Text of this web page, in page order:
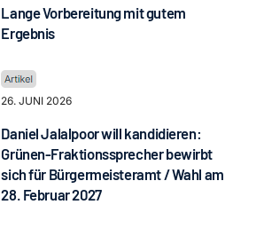
Lange Vorbereitung mit gutem
Ergebnis
26. JUNI 2026
Daniel Jalalpoor will kandidieren:
Grünen-Fraktionssprecher bewirbt
sich für Bürgermeisteramt / Wahl am
28. Februar 2027